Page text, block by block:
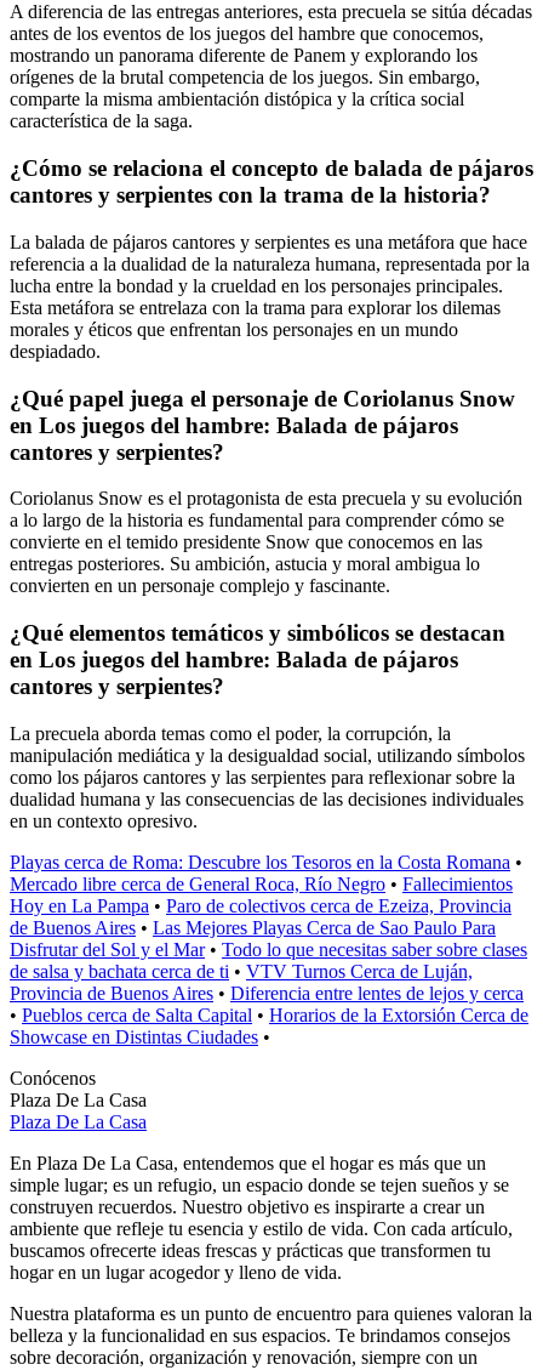
A diferencia de las entregas anteriores, esta precuela se sitúa décadas
antes de los eventos de los juegos del hambre que conocemos,
mostrando un panorama diferente de Panem y explorando los
orígenes de la brutal competencia de los juegos. Sin embargo,
comparte la misma ambientación distópica y la crítica social
característica de la saga.
¿Cómo se relaciona el concepto de balada de pájaros
cantores y serpientes con la trama de la historia?
La balada de pájaros cantores y serpientes es una metáfora que hace
referencia a la dualidad de la naturaleza humana, representada por la
lucha entre la bondad y la crueldad en los personajes principales.
Esta metáfora se entrelaza con la trama para explorar los dilemas
morales y éticos que enfrentan los personajes en un mundo
despiadado.
¿Qué papel juega el personaje de Coriolanus Snow
en Los juegos del hambre: Balada de pájaros
cantores y serpientes?
Coriolanus Snow es el protagonista de esta precuela y su evolución
a lo largo de la historia es fundamental para comprender cómo se
convierte en el temido presidente Snow que conocemos en las
entregas posteriores. Su ambición, astucia y moral ambigua lo
convierten en un personaje complejo y fascinante.
¿Qué elementos temáticos y simbólicos se destacan
en Los juegos del hambre: Balada de pájaros
cantores y serpientes?
La precuela aborda temas como el poder, la corrupción, la
manipulación mediática y la desigualdad social, utilizando símbolos
como los pájaros cantores y las serpientes para reflexionar sobre la
dualidad humana y las consecuencias de las decisiones individuales
en un contexto opresivo.
Playas cerca de Roma: Descubre los Tesoros en la Costa Romana •
Mercado libre cerca de General Roca, Río Negro • Fallecimientos
Hoy en La Pampa • Paro de colectivos cerca de Ezeiza, Provincia
de Buenos Aires • Las Mejores Playas Cerca de Sao Paulo Para
Disfrutar del Sol y el Mar• Todo lo que necesitas saber sobre clases
de salsa y bachata cerca de ti • VTV Turnos Cerca de Luján,
Provincia de Buenos Aires • Diferencia entre lentes de lejos y cerca
• Pueblos cerca de Salta Capital • Horarios de la Extorsión Cerca de
Showcase en Distintas Ciudades •
Conócenos
Plaza De La Casa
Plaza De La Casa
En Plaza De La Casa, entendemos que el hogar es más que un
simple lugar; es un refugio, un espacio donde se tejen sueños y se
construyen recuerdos. Nuestro objetivo es inspirarte a crear un
ambiente que refleje tu esencia y estilo de vida. Con cada artículo,
buscamos ofrecerte ideas frescas y prácticas que transformen tu
hogar en un lugar acogedor y lleno de vida.
Nuestra plataforma es un punto de encuentro para quienes valoran la
belleza y la funcionalidad en sus espacios. Te brindamos consejos
sobre decoración, organización y renovación, siempre con un